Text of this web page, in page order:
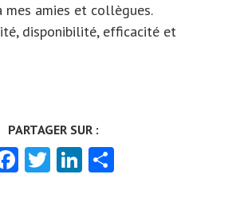
mes amies et collègues.
disponibilité, efficacité et
Facebook
TwitterLinkedIn